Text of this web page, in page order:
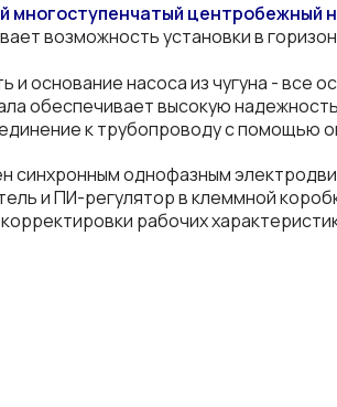
многоступенчатый центробежный
возможность установки в
и основание насоса из чугуна -
обеспечивает высокую
к трубопроводу с помощью
синхронным однофазным
и ПИ-регулятор в клеммной
рабочих